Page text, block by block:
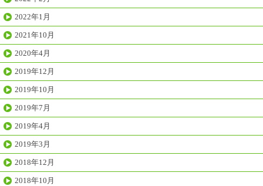
2022年1月
2021年10月
2020年4月
2019年12月
2019年10月
2019年7月
2019年4月
2019年3月
2018年12月
2018年10月